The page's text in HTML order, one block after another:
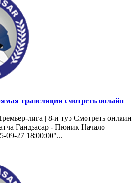
трансляция смотреть онлайн
лига | 8-й тур Смотреть онлайн
Гандзасар - Пюник Начало
09-27 18:00:00"...